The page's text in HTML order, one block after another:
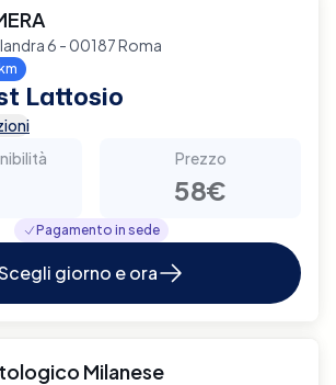
6 - 00187 Roma
Lattosio
Prezzo
58€
Pagamento in sede
giorno e ora
Milanese